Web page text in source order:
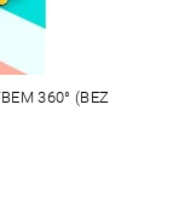
360° (BEZ